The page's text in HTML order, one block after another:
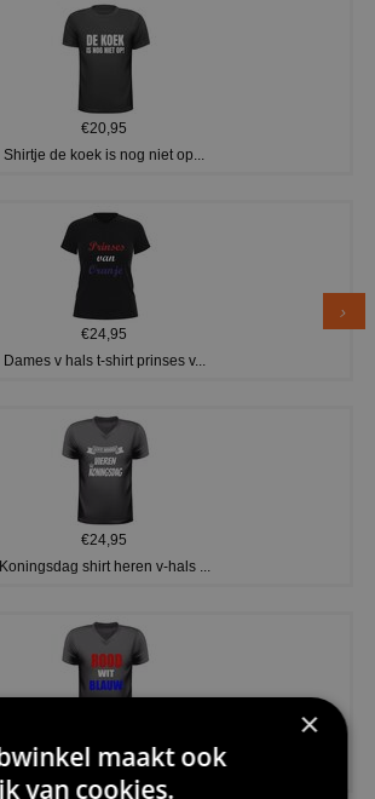
€20,95
Shirtje de koek is nog niet op...
€24,95
Dames v hals t-shirt prinses v...
€24,95
Koningsdag shirt heren v-hals ...
€24,95
V-hals shirt rood wit blauw st...
×
maakt ook
van cookies.